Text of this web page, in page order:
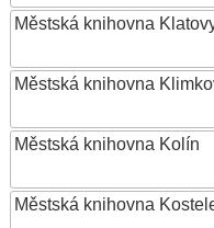
Městská knihovna
Městská knihovna
Městská knihovna Kolín
Městská knihovna